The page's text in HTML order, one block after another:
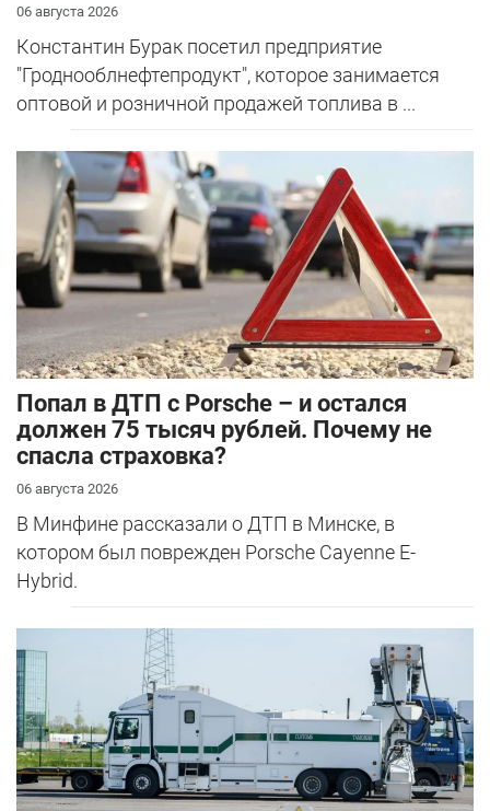
06 августа 2026
Константин Бурак посетил предприятие
"Гроднооблнефтепродукт", которое занимается
оптовой и розничной продажей топлива в ...
​Попал в ДТП с Porsche – и остался
должен 75 тысяч рублей. Почему не
спасла страховка?
06 августа 2026
В Минфине рассказали о ДТП в Минске, в
котором был поврежден Porsche Cayenne E-
Hybrid.